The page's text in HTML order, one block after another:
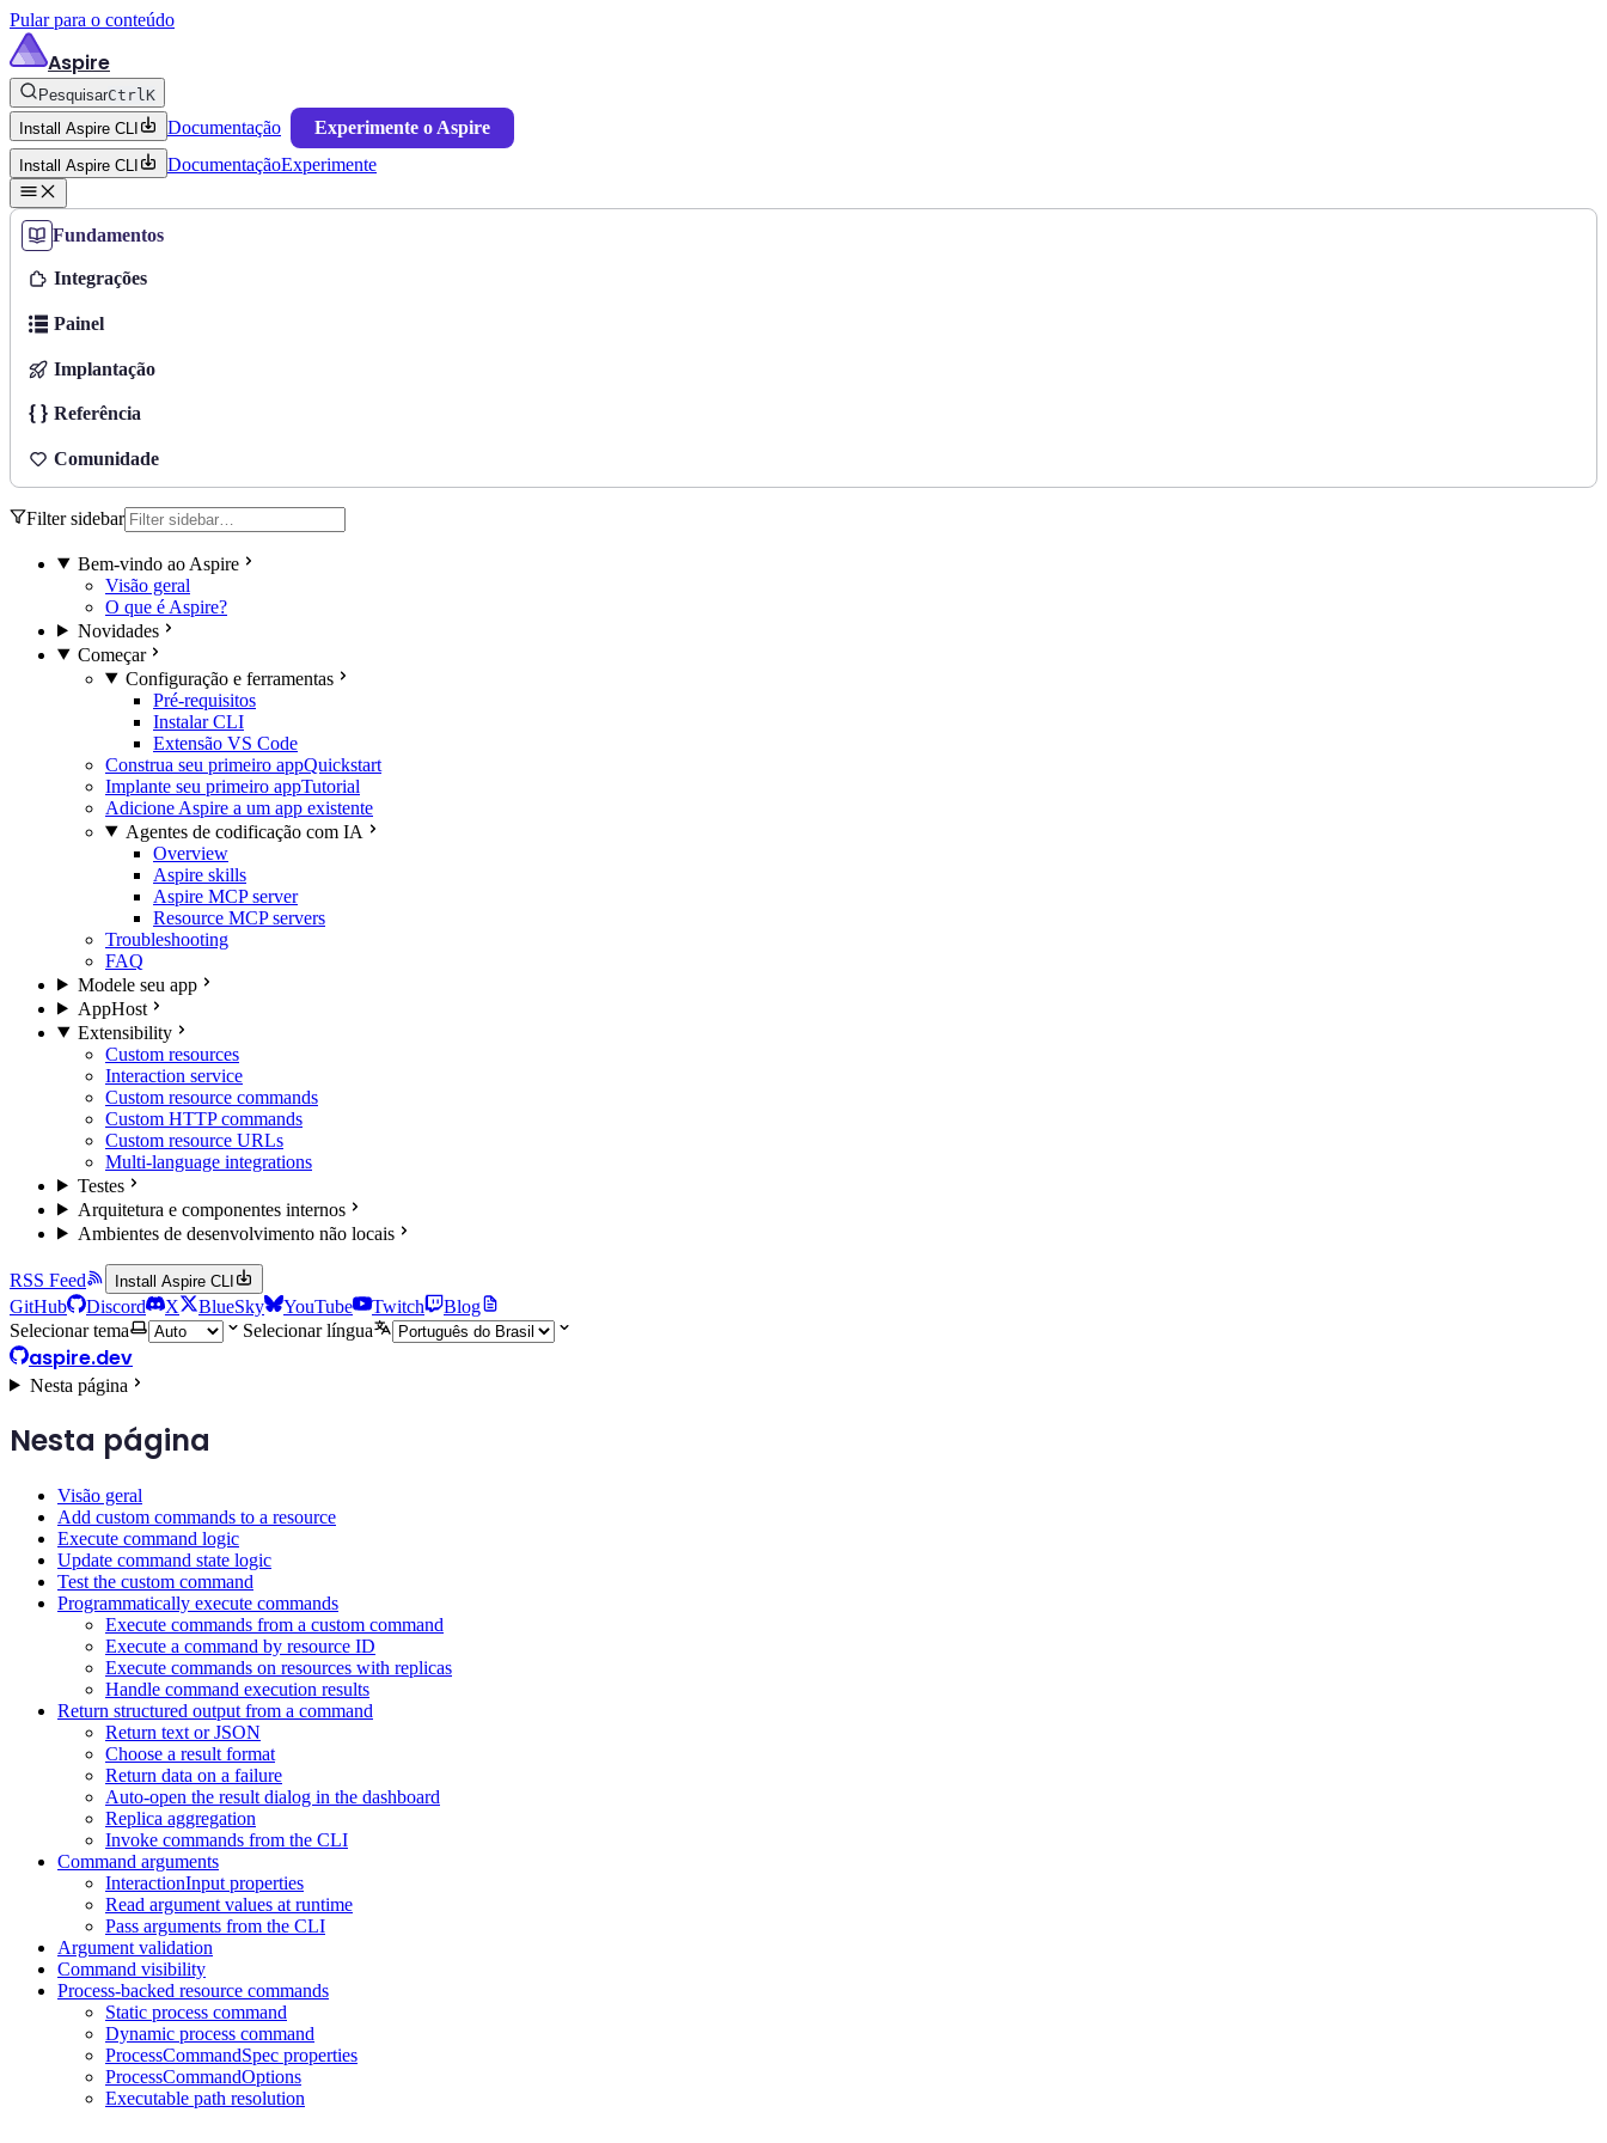
Pular para o conteúdo
Aspire
PesquisarCtrlK
Install Aspire CLI
Documentação Experimente o Aspire
Install Aspire CLI DocumentaçãoExperimente
Fundamentos
Integrações
Painel
Implantação
Referência
Comunidade
Filter sidebar
Bem-vindo ao Aspire
Visão geral
O que é Aspire?
Novidades
Começar
Configuração e ferramentas
Pré-requisitos
Instalar CLI
Extensão VS Code
Construa seu primeiro appQuickstart
Implante seu primeiro appTutorial
Adicione Aspire a um app existente
Agentes de codificação com IA
Overview
Aspire skills
Aspire MCP server
Resource MCP servers
Troubleshooting
FAQ
Modele seu app
AppHost
Extensibility
Custom resources
Interaction service
Custom resource commands
Custom HTTP commands
Custom resource URLs
Multi-language integrations
Testes
Arquitetura e componentes internos
Ambientes de desenvolvimento não locais
RSS Feed Install Aspire CLI
GitHub Discord X BlueSky YouTube Twitch
Blog
Selecionar tema
Selecionar língua
aspire.dev
Nesta página
Nesta página
Visão geral
Add custom commands to a resource
Execute command logic
Update command state logic
Test the custom command
Programmatically execute commands
Execute commands from a custom command
Execute a command by resource ID
Execute commands on resources with replicas
Handle command execution results
Return structured output from a command
Return text or JSON
Choose a result format
Return data on a failure
Auto-open the result dialog in the dashboard
Replica aggregation
Invoke commands from the CLI
Command arguments
InteractionInput properties
Read argument values at runtime
Pass arguments from the CLI
Argument validation
Command visibility
Process-backed resource commands
Static process command
Dynamic process command
ProcessCommandSpec properties
ProcessCommandOptions
Executable path resolution